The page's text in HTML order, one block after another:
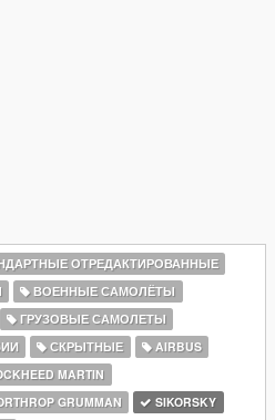
ОТРЕДАКТИРОВАННЫЕ
ВОЕННЫЕ САМОЛЁТЫ
ГРУЗОВЫЕ САМОЛЕТЫ
СКРЫТНЫЕ
AIRBUS
MARTIN
GRUMMAN
SIKORSKY